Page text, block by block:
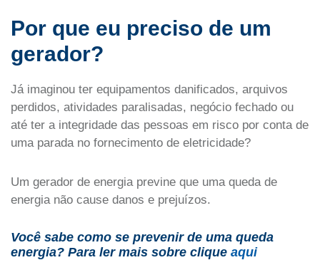
Por que eu preciso de um
gerador?
Já imaginou ter equipamentos danificados, arquivos
perdidos, atividades paralisadas, negócio fechado ou
até ter a integridade das pessoas em risco por conta de
uma parada no fornecimento de eletricidade?
Um gerador de energia previne que uma queda de
energia não cause danos e prejuízos.
Você sabe como se prevenir de uma queda
energia? Para ler mais sobre clique aqui